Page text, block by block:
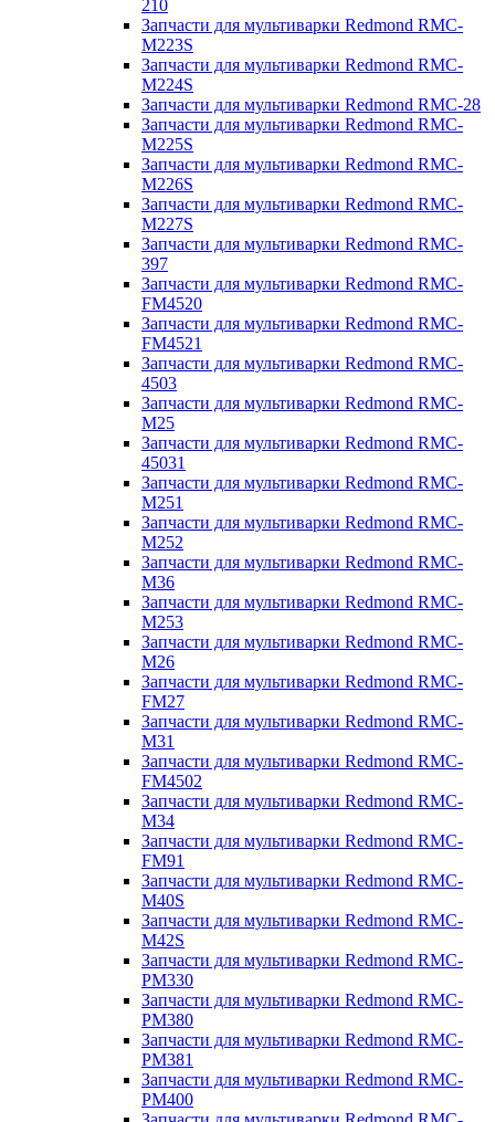
210
Запчасти для мультиварки Redmond RMC-
M223S
Запчасти для мультиварки Redmond RMC-
M224S
Запчасти для мультиварки Redmond RMC-28
Запчасти для мультиварки Redmond RMC-
M225S
Запчасти для мультиварки Redmond RMC-
M226S
Запчасти для мультиварки Redmond RMC-
M227S
Запчасти для мультиварки Redmond RMC-
397
Запчасти для мультиварки Redmond RMC-
FM4520
Запчасти для мультиварки Redmond RMC-
FM4521
Запчасти для мультиварки Redmond RMC-
4503
Запчасти для мультиварки Redmond RMC-
M25
Запчасти для мультиварки Redmond RMC-
45031
Запчасти для мультиварки Redmond RMC-
M251
Запчасти для мультиварки Redmond RMC-
M252
Запчасти для мультиварки Redmond RMC-
M36
Запчасти для мультиварки Redmond RMC-
M253
Запчасти для мультиварки Redmond RMC-
M26
Запчасти для мультиварки Redmond RMC-
FM27
Запчасти для мультиварки Redmond RMC-
M31
Запчасти для мультиварки Redmond RMC-
FM4502
Запчасти для мультиварки Redmond RMC-
M34
Запчасти для мультиварки Redmond RMC-
FM91
Запчасти для мультиварки Redmond RMC-
M40S
Запчасти для мультиварки Redmond RMC-
M42S
Запчасти для мультиварки Redmond RMC-
PM330
Запчасти для мультиварки Redmond RMC-
PM380
Запчасти для мультиварки Redmond RMC-
PM381
Запчасти для мультиварки Redmond RMC-
PM400